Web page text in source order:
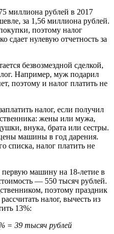
миллиона рублей в 2017
за 1,56 миллиона рублей.
поэтому налог
сдает нулевую отчетность за
безвозмездной сделкой,
Например, муж подарил
поэтому и налог платить не
налог, если получил
жены или мужа,
внука, брата или сестры.
машины в год дарения.
списка, налог платить не
машину на 18-летие в
— 550 тысяч рублей.
поэтому праздник
налог, вычесть из
13%:
= 39 тысяч рублей